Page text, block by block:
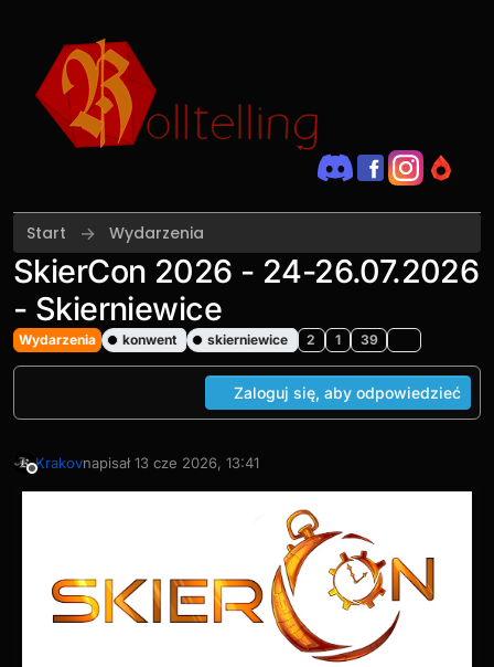
Start Wydarzenia
SkierCon 2026 - 24-26.07.2026
- Skierniewice
Wydarzenia konwent skierniewice 2 1 39
Zaloguj się, aby odpowiedzieć
Niedostępny
Krakovnapisał13 cze 2026, 13:41
ostatnio edytowany przez Krakov